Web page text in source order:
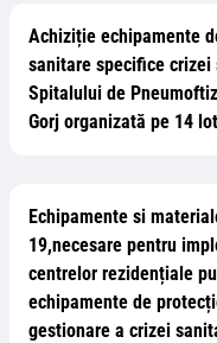
Achiziție echipamente
sanitare specifice crizei
Spitalului de
Gorj organizată pe 14
Echipamente si
19,necesare pentru
centrelor rezidențiale
echipamente de
gestionare a crizei